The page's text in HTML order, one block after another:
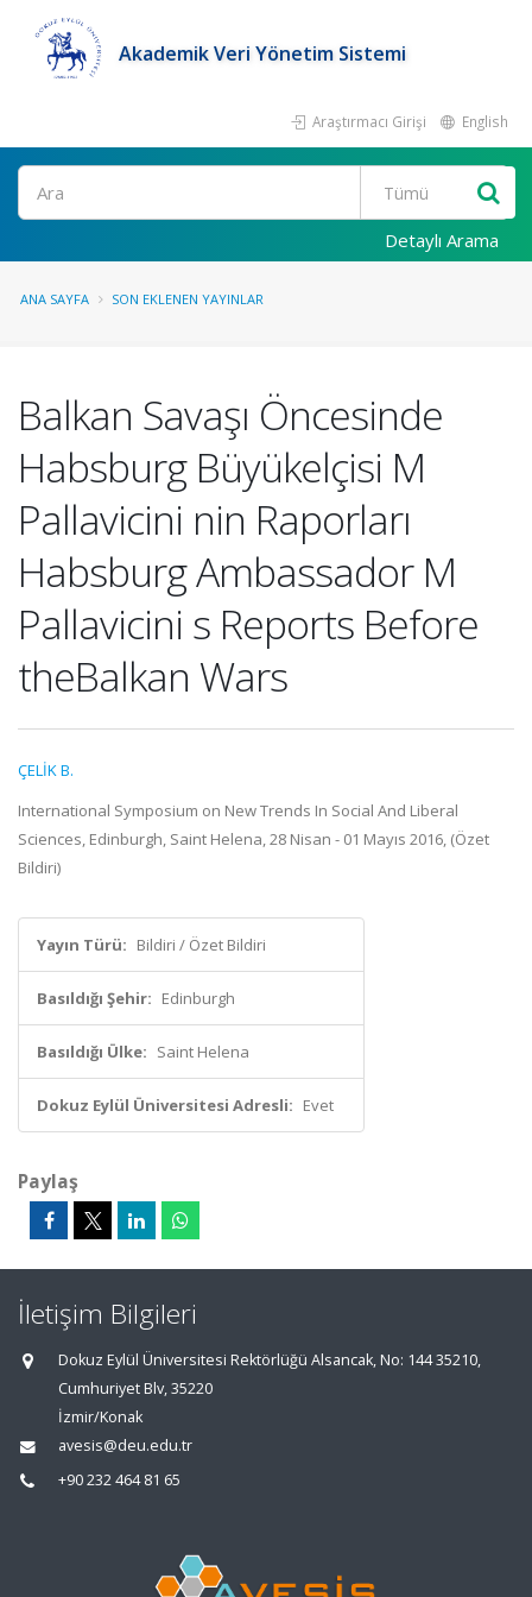
Akademik Veri Yönetim Sistemi
Araştırmacı Girişi English
Ara
Detaylı Arama
ANA SAYFA SON EKLENEN YAYINLAR
Balkan Savaşı Öncesinde
Habsburg Büyükelçisi M
Pallavicini nin Raporları
Habsburg Ambassador M
Pallavicini s Reports Before
theBalkan Wars
ÇELİK B.
International Symposium on New Trends In Social And Liberal
Sciences, Edinburgh, Saint Helena, 28 Nisan - 01 Mayıs 2016, (Özet
Bildiri)
Yayın Türü: Bildiri / Özet Bildiri
Basıldığı Şehir: Edinburgh
Basıldığı Ülke: Saint Helena
Dokuz Eylül Üniversitesi Adresli: Evet
Paylaş
İletişim Bilgileri
Dokuz Eylül Üniversitesi Rektörlüğü Alsancak, No: 144 35210,
Cumhuriyet Blv, 35220
İzmir/Konak
avesis@deu.edu.tr
+90 232 464 81 65